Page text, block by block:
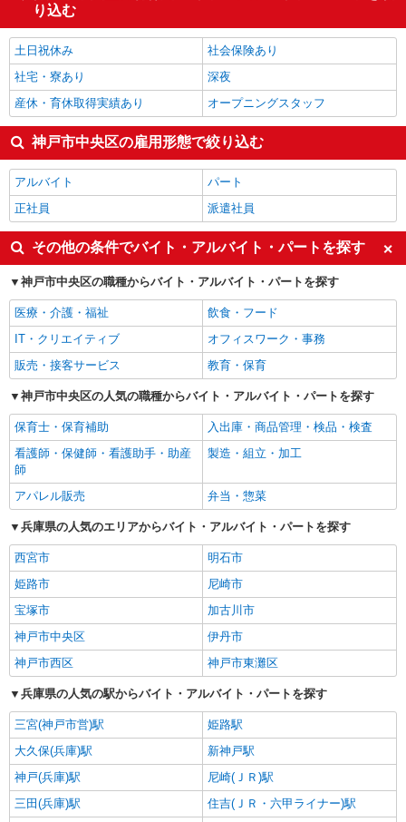
法人営業1,800円
ルートセールス
神戸市中央区の他の職種の平均時給を見る
り込む
土日祝休み
社会保険あり
社宅・寮あり
深夜
産休・育休取得実績あり
オープニングスタッフ
神戸市中央区の雇用形態で絞り込む
アルバイト
パート
正社員
派遣社員
その他の条件でバイト・アルバイト・パートを探す
神戸市中央区の職種からバイト・アルバイト・パートを探す
医療・介護・福祉
飲食・フード
IT・クリエイティブ
オフィスワーク・事務
販売・接客サービス
教育・保育
神戸市中央区の人気の職種からバイト・アルバイト・パートを探す
保育士・保育補助
入出庫・商品管理・検品・検査
看護師・保健師・看護助手・助産
師
製造・組立・加工
アパレル販売 弁当・惣菜
兵庫県の人気のエリアからバイト・アルバイト・パートを探す
西宮市
明石市
姫路市
尼崎市
宝塚市
加古川市
神戸市中央区
伊丹市
神戸市西区
神戸市東灘区
兵庫県の人気の駅からバイト・アルバイト・パートを探す
三宮(神戸市営)駅
姫路駅
大久保(兵庫)駅
新神戸駅
神戸(兵庫)駅
尼崎(ＪＲ)駅
三田(兵庫)駅
住吉(ＪＲ・六甲ライナー)駅